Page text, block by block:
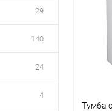
29
140
24
4
Тумба